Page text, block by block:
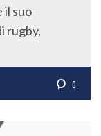
il suo
rugby,
0